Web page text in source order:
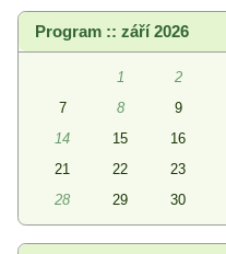
Program :: září 2026
1 2
7
8 9
14
15 16
21
22 23
28
29 30